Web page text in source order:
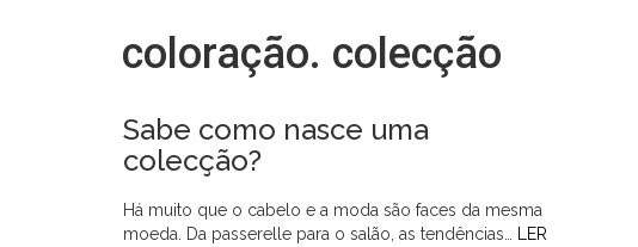
coloração. colecção
Sabe como nasce uma
colecção?
Há muito que o cabelo e a moda são faces da mesma
moeda. Da passerelle para o salão, as tendências…
LER